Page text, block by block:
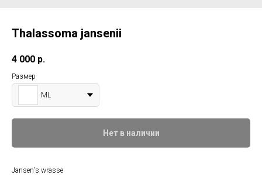
Thalassoma jansenii
4 000 р.
Размер
ML
Нет в наличии
Jansen's wrasse